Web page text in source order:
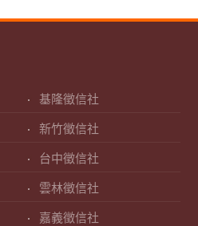
基隆徵信社
新竹徵信社
台中徵信社
雲林徵信社
嘉義徵信社